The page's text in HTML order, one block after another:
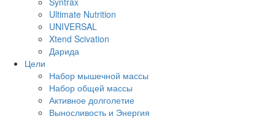
Ultimate Nutrition
UNIVERSAL
Xtend Scivation
Дарида
Цели
Набор мышечной массы
Набор общей массы
Активное долголетие
Выносливость и Энергия